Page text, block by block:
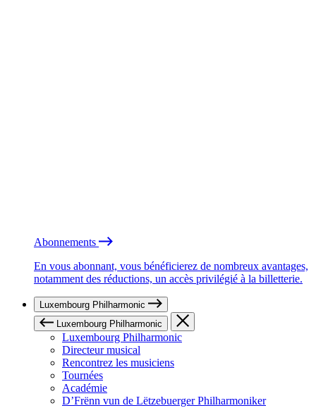
Abonnements
En vous abonnant, vous bénéficierez de nombreux avantages,
notamment des réductions, un accès privilégié à la billetterie.
Luxembourg Philharmonic
Luxembourg Philharmonic
Luxembourg Philharmonic
Directeur musical
Rencontrez les musiciens
Tournées
Académie
D’Frënn vun de Lëtzebuerger Philharmoniker